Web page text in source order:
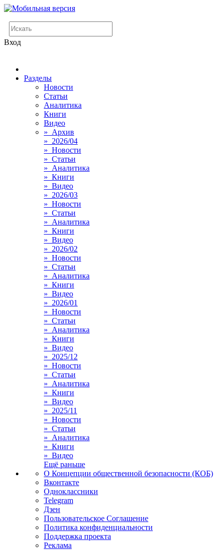
Вход
Разделы
Новости
Статьи
Аналитика
Книги
Видео
» Архив
» 2026/04
» Новости
» Статьи
» Аналитика
» Книги
» Видео
» 2026/03
» Новости
» Статьи
» Аналитика
» Книги
» Видео
» 2026/02
» Новости
» Статьи
» Аналитика
» Книги
» Видео
» 2026/01
» Новости
» Статьи
» Аналитика
» Книги
» Видео
» 2025/12
» Новости
» Статьи
» Аналитика
» Книги
» Видео
» 2025/11
» Новости
» Статьи
» Аналитика
» Книги
» Видео
Ещё раньше
О Концепции общественной безопасности (КОБ)
Вконтакте
Одноклассники
Telegram
Дзен
Пользовательское Соглашение
Политика конфиденциальности
Поддержка проекта
Реклама